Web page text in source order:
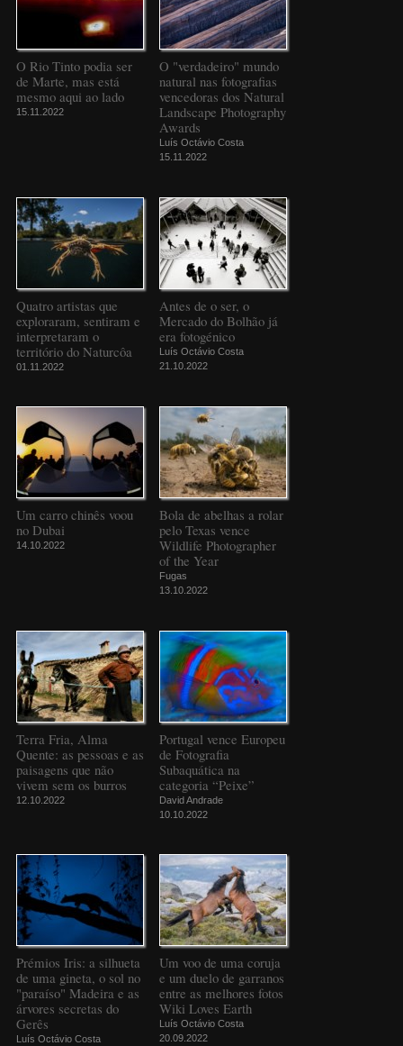
O Rio Tinto podia ser
de Marte, mas está
mesmo aqui ao lado
15.11.2022
O "verdadeiro" mundo
natural nas fotografias
vencedoras dos Natural
Landscape Photography
Awards
Luís Octávio Costa
15.11.2022
Quatro artistas que
exploraram, sentiram e
interpretaram o
território do Naturcôa
01.11.2022
Antes de o ser, o
Mercado do Bolhão já
era fotogénico
Luís Octávio Costa
21.10.2022
Um carro chinês voou
no Dubai
14.10.2022
Bola de abelhas a rolar
pelo Texas vence
Wildlife Photographer
of the Year
Fugas
13.10.2022
Terra Fria, Alma
Quente: as pessoas e as
paisagens que não
vivem sem os burros
12.10.2022
Portugal vence Europeu
de Fotografia
Subaquática na
categoria “Peixe”
David Andrade
10.10.2022
Prémios Iris: a silhueta
de uma gineta, o sol no
"paraíso" Madeira e as
árvores secretas do
Gerês
Luís Octávio Costa
Um voo de uma coruja
e um duelo de garranos
entre as melhores fotos
Wiki Loves Earth
Luís Octávio Costa
20.09.2022